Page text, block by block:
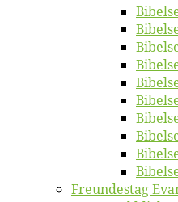
Freun­des­tag